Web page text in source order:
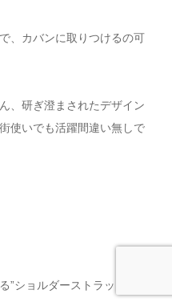
、カバンに取りつけるの可
、研ぎ澄まされたデザイン
使いでも活躍間違い無しで
ショルダーストラップ”も装